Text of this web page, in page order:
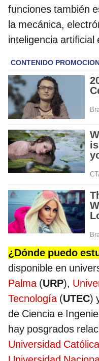
funciones también
la mecánica,
inteligencia artificial
¿Dónde puedo
disponible en
Palma (URP),
Tecnología (UTEC)
de Ciencia e
hay posgrados
Universidad